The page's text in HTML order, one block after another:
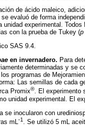
de ácido maleico,
evaluó de forma
unidad experimental.
con la prueba de Tukey (p
SAS 9.4.
en invernadero. Para
determinadas y se
programas de
Las semillas de cada
Promix®. El experimento
unidad experimental. El
se inocularon con
mL-1 . Se utilizó 5 mL